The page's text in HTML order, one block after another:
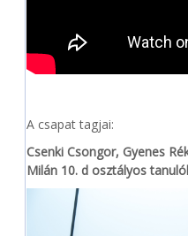
A csapat tagjai:
Csenki Csongor, Gyenes
Milán 10. d osztályos